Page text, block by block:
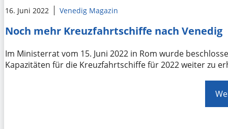
16. Juni 2022 Venedig Magazin
Noch mehr Kreuzfahrtschiffe nach Venedig
Im Ministerrat vom 15. Juni 2022 in Rom wurde
Kapazitäten für die Kreuzfahrtschiffe für 2022 weiter zu